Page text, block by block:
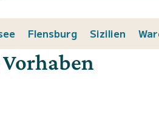
Flensburg Sizilien